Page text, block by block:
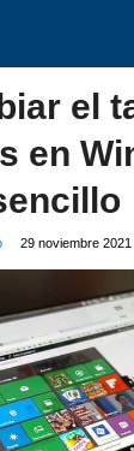
el
en
29 noviembre 2021